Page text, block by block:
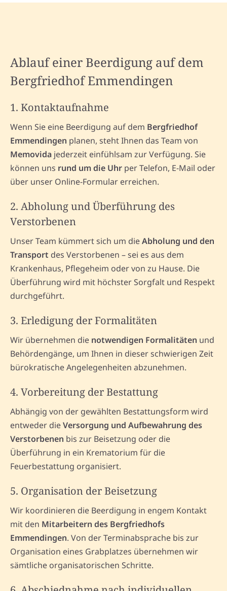
Ablauf einer Beerdigung auf dem
Bergfriedhof Emmendingen
1. Kontaktaufnahme
Wenn Sie eine Beerdigung auf dem Bergfriedhof
Emmendingen planen, steht Ihnen das Team von
Memovida jederzeit einfühlsam zur Verfügung. Sie
können uns rund um die Uhr per Telefon, E-Mail oder
über unser Online-Formular erreichen.
2. Abholung und Überführung des
Verstorbenen
Unser Team kümmert sich um dieAbholung und den
Transport des Verstorbenen – sei es aus dem
Krankenhaus, Pflegeheim oder von zu Hause. Die
Überführung wird mit höchster Sorgfalt und Respekt
durchgeführt.
3. Erledigung der Formalitäten
Wir übernehmen die notwendigen Formalitäten und
Behördengänge, um Ihnen in dieser schwierigen Zeit
bürokratische Angelegenheiten abzunehmen.
4. Vorbereitung der Bestattung
Abhängig von der gewählten Bestattungsform wird
entweder dieVersorgung und Aufbewahrung des
Verstorbenen bis zur Beisetzung oder die
Überführung in ein Krematorium für die
Feuerbestattung organisiert.
5. Organisation der Beisetzung
Wir koordinieren die Beerdigung in engem Kontakt
mit den Mitarbeitern des Bergfriedhofs
Emmendingen. Von der Terminabsprache bis zur
Organisation eines Grabplatzes übernehmen wir
sämtliche organisatorischen Schritte.